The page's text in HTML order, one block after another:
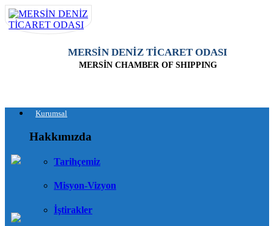
MERSİN DENİZ TİCARET ODASI
MERSİN CHAMBER OF SHIPPING
Kurumsal
Hakkımızda
Tarihçemiz
Misyon-Vizyon
İştirakler